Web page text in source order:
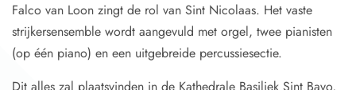
Falco van Loon zingt de rol van Sint Nicolaas. Het vaste
strijkersensemble wordt aangevuld met orgel, twee pianisten
(op één piano) en een uitgebreide percussiesectie.